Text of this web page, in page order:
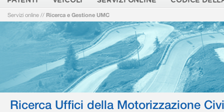
Servizi online // Ricerca e Gestione UMC
Ricerca Uffici della Motorizzazione